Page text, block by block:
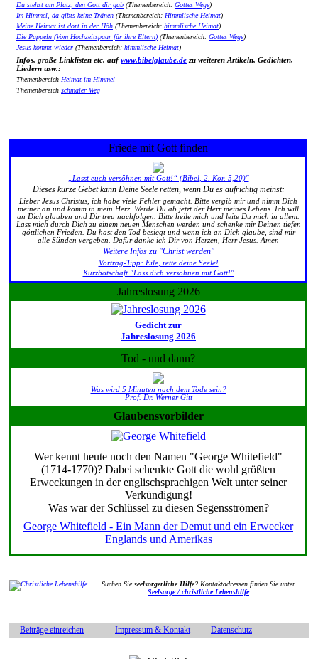
Du stehst am Platz, den Gott dir gab (Themenbereich: Gottes Wege)
Im Himmel, da gibts keine Tränen (Themenbereich: Himmlische Heimat)
Meine Heimat ist dort in der Höh (Themenbereich: himmlische Heimat)
Die Pappeln (Vom Hochzeitspaar für ihre Eltern) (Themenbereich: Gottes Wege)
Jesus kommt wieder (Themenbereich: himmlische Heimat)
Infos, große Linklisten etc. aufwww.bibelglaube.de zu weiteren Artikeln, Gedichten,
Liedern usw.:
Themenbereich Heimat im Himmel
Themenbereich schmaler Weg
Friede mit Gott finden
„Lasst euch versöhnen mit Gott!“ (Bibel, 2. Kor. 5,20)"
Dieses kurze Gebet kann Deine Seele retten, wenn Du es aufrichtig meinst:
Lieber Jesus Christus, ich habe viele Fehler gemacht. Bitte vergib mir und nimm Dich
meiner an und komm in mein Herz. Werde Du ab jetzt der Herr meines Lebens. Ich will
an Dich glauben und Dir treu nachfolgen. Bitte heile mich und leite Du mich in allem.
Lass mich durch Dich zu einem neuen Menschen werden und schenke mir Deinen tiefen
göttlichen Frieden. Du hast den Tod besiegt und wenn ich an Dich glaube, sind mir
alle Sünden vergeben. Dafür danke ich Dir von Herzen, Herr Jesus. Amen
Weitere Infos zu "Christ werden"
Vortrag-Tipp: Eile, rette deine Seele!
Kurzbotschaft "Lass dich versöhnen mit Gott!"
Jahreslosung 2026
Gedicht zur
Jahreslosung 2026
Tod - und dann?
Was wird 5 Minuten nach dem Tode sein?
Prof. Dr. Werner Gitt
Glaubensvorbilder
Wer kennt heute noch den Namen "George Whitefield"
(1714-1770)? Dabei schenkte Gott die wohl größten
Erweckungen in der englischsprachigen Welt unter seiner
Verkündigung!
Was war der Schlüssel zu diesen Segensströmen?
George Whitefield - Ein Mann der Demut und ein Erwecker
Englands und Amerikas
Suchen Sieseelsorgerliche Hilfe? Kontaktadressen finden Sie unter
Seelsorge / christliche Lebenshilfe
Beiträge einreichen Impressum & Kontakt Datenschutz